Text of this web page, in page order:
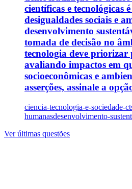
científicas e tecnológicas
desigualdades sociais e
desenvolvimento
tomada de decisão no
tecnologia deve priorizar
avaliando impactos em
socioeconômicas e
asserções, assinale a
ciencia-tecnologia-e-sociedade-
humanasdesenvolvimento-
Ver últimas questões